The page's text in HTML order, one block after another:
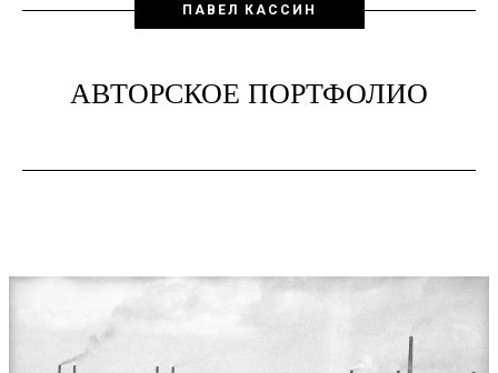
ПАВЕЛ КАССИН
АВТОРСКОЕ ПОРТФОЛИО